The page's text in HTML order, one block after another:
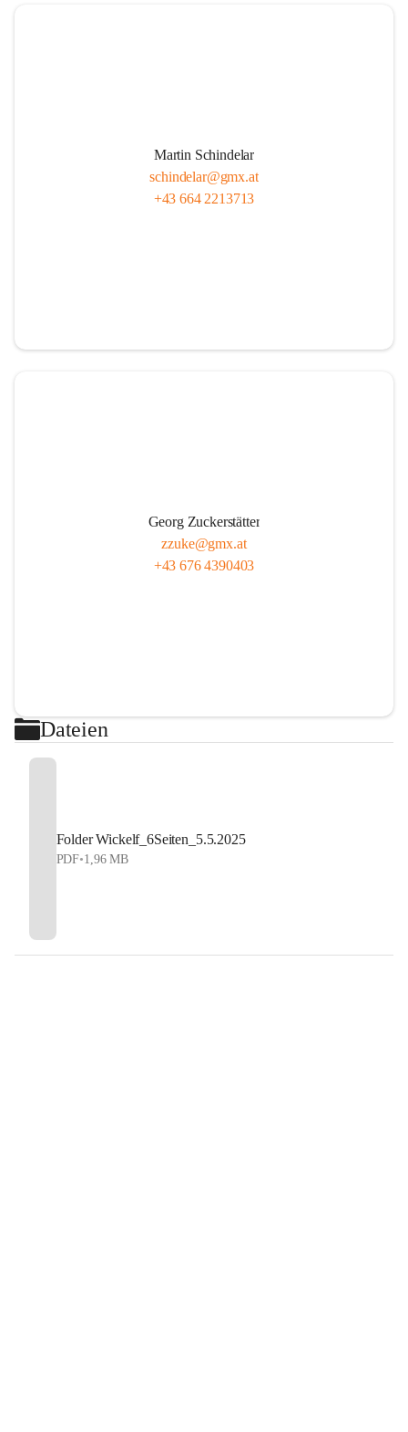
Martin Schindelar
schindelar@gmx.at
+43 664 2213713
Georg Zuckerstätter
zzuke@gmx.at
+43 676 4390403
Dateien
Folder Wickelf_6Seiten_5.5.2025
PDF•1,96 MB